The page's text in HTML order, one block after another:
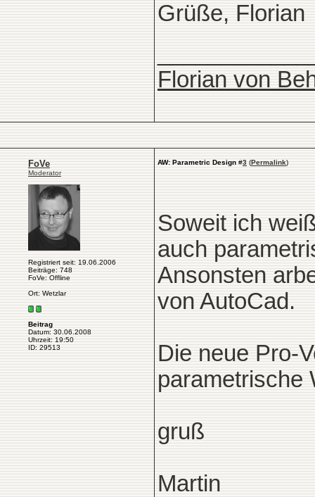
Grüße, Florian
Florian von
FoVe
Moderator
Registriert seit: 19.06.2006
Beiträge: 748
FoVe: Offline
Ort: Wetzlar
Beitrag
Datum: 30.06.2008
Uhrzeit: 19:50
ID: 29513
AW: Parametric Design #3 (Permalink)
Soweit ich
auch
Ansonsten
von AutoCad.
Die neue Pro-
parametrische
gruß
Martin